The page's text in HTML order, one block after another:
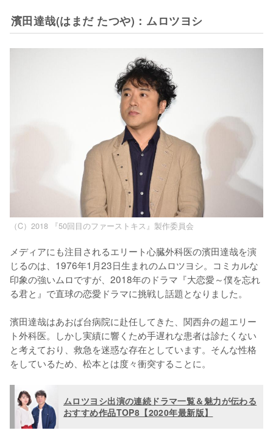
濱田達哉(はまだ たつや)：ムロツヨシ
（C）2018 『50回目のファーストキス』製作委員会
メディアにも注目されるエリート心臓外科医の濱田達哉を演
じるのは、1976年1月23日生まれのムロツヨシ。コミカルな
印象の強いムロですが、2018年のドラマ『大恋愛～僕を忘れ
る君と』で直球の恋愛ドラマに挑戦し話題となりました。
濱田達哉はあおば台病院に赴任してきた、関西弁の超エリー
ト外科医。しかし実績に響くため手遅れな患者は診たくない
と考えており、救急を迷惑な存在としています。そんな性格
をしているため、松本とは度々衝突することに。
ムロツヨシ出演の連続ドラマ一覧＆魅力が伝わる
おすすめ作品TOP8【2020年最新版】